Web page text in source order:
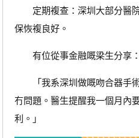
定期複查：深圳大部分醫院
保恢複良好。
有位從事金融嘅梁生分享：
「我系深圳做嘅吻合器手術
冇問題。醫生提醒我一個月內
利。」